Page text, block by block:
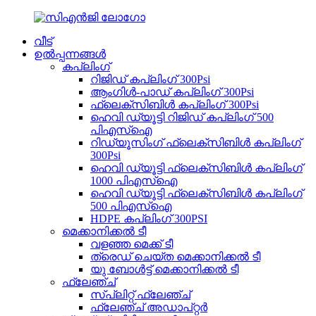
വീട്
ഉൽപ്പന്നങ്ങൾ
കപ്ലിംഗ്
റിജിഡ് കപ്ലിംഗ് 300Psi
ആംഗിൾ-പാഡ് കപ്ലിംഗ് 300Psi
ഫ്ലെക്സിബിൾ കപ്ലിംഗ് 300Psi
ഹെവി ഡ്യൂട്ടി റിജിഡ് കപ്ലിംഗ് 500
പിഎസ്ഐ
റിഡ്യൂസിംഗ് ഫ്ലെക്സിബിൾ കപ്ലിംഗ്
300Psi
ഹെവി ഡ്യൂട്ടി ഫ്ലെക്സിബിൾ കപ്ലിംഗ്
1000 പിഎസ്ഐ
ഹെവി ഡ്യൂട്ടി ഫ്ലെക്സിബിൾ കപ്ലിംഗ്
500 പിഎസ്ഐ
HDPE കപ്ലിംഗ് 300PSI
മെക്കാനിക്കൽ ടീ
വളഞ്ഞ മെക്ക് ടീ
ത്രെഡ് ചെയ്ത മെക്കാനിക്കൽ ടീ
യു ബോൾട്ട് മെക്കാനിക്കൽ ടീ
ഫ്ലേഞ്ച്
സ്പ്ലിറ്റ് ഫ്ലേഞ്ച്
ഫ്ലേഞ്ച് അഡാപ്റ്റർ